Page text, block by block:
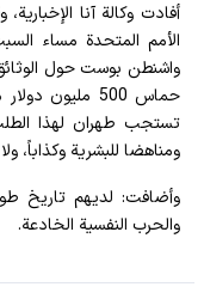
أفادت وکالة آنا
الأمم المتحدة مساء
واشنطن بوست حول
حماس 500
تستجب طهران لهذا الطلب:
ومناهضا للبشرية وكذاباً،
وأضافت: لديهم تاريخ
والحرب النفسية الخادعة.